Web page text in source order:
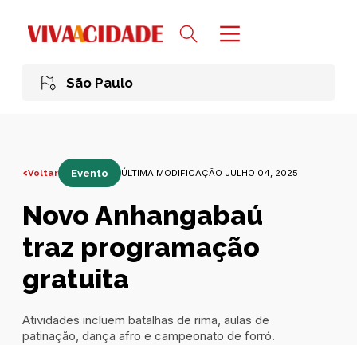
São Paulo
Voltar Evento ÚLTIMA MODIFICAÇÃO JULHO 04, 2025
Novo Anhangabaú
traz programação
gratuita
Atividades incluem batalhas de rima, aulas de
patinação, dança afro e campeonato de forró.